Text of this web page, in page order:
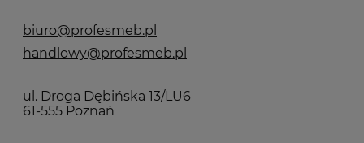
biuro@profesmeb.pl
handlowy@profesmeb.pl
ul. Droga Dębińska 13/LU6
61-555 Poznań